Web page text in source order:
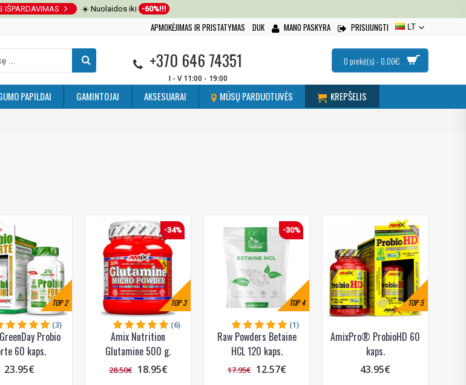
IŠPARDAVIMAS ☀️ Nuolaidos iki -60%!!!
APMOKĖJIMAS IR PRISTATYMAS DUK MANO PASKYRA PRISIJUNGTI LT
+370 646 74351
I - V 11:00 - 19:00
0 prekė(s) - 0.00€
PAPILDAI GAMINTOJAI AKSESUARAI MŪSŲ PARDUOTUVĖS KREPŠELIS
TOP2
Probio
60 kaps.
(3)
23.95€
TOP3
-34%
Amix Nutrition
Glutamine 500 g.
(6)
28.50€ 18.95€
TOP4
-30%
Raw Powders Betaine
HCL 120 kaps.
(1)
17.95€ 12.57€
TOP5
AmixPro® ProbioHD 60
kaps.
43.95€